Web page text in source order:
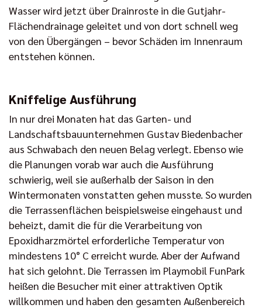
Wasser wird jetzt über Drainroste in die Gutjahr-
Flächendrainage geleitet und von dort schnell weg
von den Übergängen – bevor Schäden im Innenraum
entstehen können.
Kniffelige Ausführung
In nur drei Monaten hat das Garten- und
Landschaftsbauunternehmen Gustav Biedenbacher
aus Schwabach den neuen Belag verlegt. Ebenso wie
die Planungen vorab war auch die Ausführung
schwierig, weil sie außerhalb der Saison in den
Wintermonaten vonstatten gehen musste. So wurden
die Terrassenflächen beispielsweise eingehaust und
beheizt, damit die für die Verarbeitung von
Epoxidharzmörtel erforderliche Temperatur von
mindestens 10° C erreicht wurde. Aber der Aufwand
hat sich gelohnt. Die Terrassen im Playmobil FunPark
heißen die Besucher mit einer attraktiven Optik
willkommen und haben den gesamten Außenbereich